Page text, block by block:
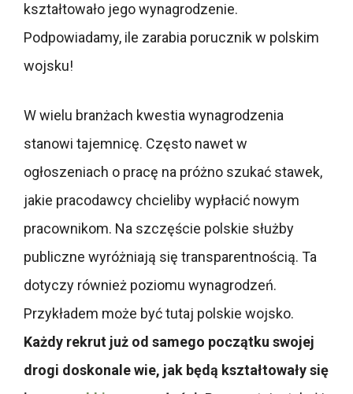
kształtowało jego wynagrodzenie.
Podpowiadamy, ile zarabia porucznik w polskim
wojsku!
W wielu branżach kwestia wynagrodzenia
stanowi tajemnicę. Często nawet w
ogłoszeniach o pracę na próżno szukać stawek,
jakie pracodawcy chcieliby wypłacić nowym
pracownikom. Na szczęście polskie służby
publiczne wyróżniają się transparentnością. Ta
dotyczy również poziomu wynagrodzeń.
Przykładem może być tutaj polskie wojsko.
Każdy rekrut już od samego początku swojej
drogi doskonale wie, jak będą kształtowały się